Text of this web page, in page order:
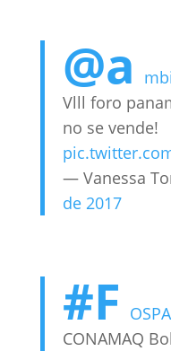
@a
Vlll foro
no se vende!
— Vanessa
de 2017
#F
CONAMAQ